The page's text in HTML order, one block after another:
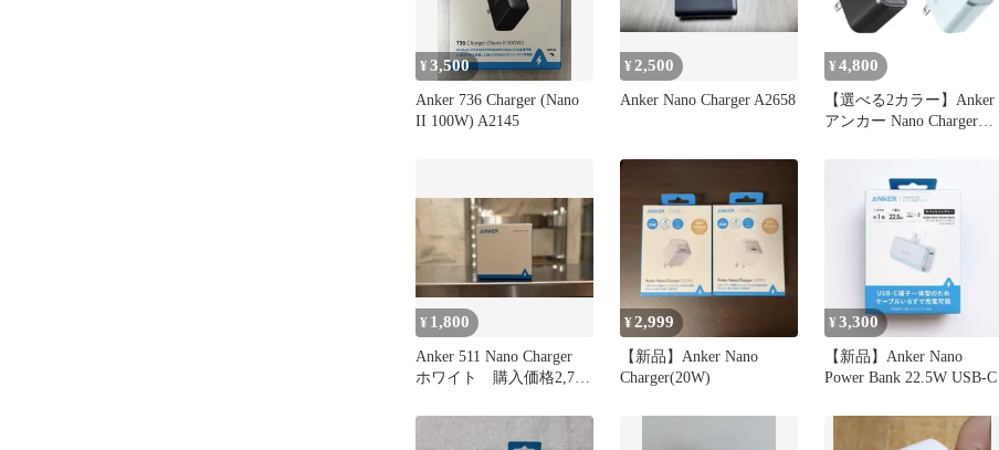
¥3,500
Anker 736 Charger (Nano
II 100W) A2145
¥ 2,500
Anker Nano Charger A2658
¥ 4,800
【選べる2カラー】Anker
アンカー Nano Charger
¥ 1,800
Anker 511 Nano Charger
ホワイト 購入価格2,790
¥2,999
【新品】Anker Nano
Charger(20W)
¥3,300
【新品】Anker Nano
Power Bank 22.5W USB-C